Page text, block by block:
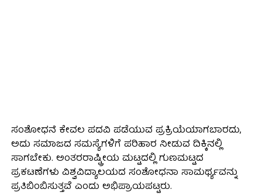
ಸಂಶೋಧನೆ ಕೇವಲ ಪದವಿ ಪಡೆಯುವ ಪ್ರಕ್ರಿಯೆಯಾಗಬಾರದು,
ಅದು ಸಮಾಜದ ಸಮಸ್ಯೆಗಳಿಗೆ ಪರಿಹಾರ ನೀಡುವ ದಿಕ್ಕಿನಲ್ಲಿ
ಸಾಗಬೇಕು. ಅಂತರರಾಷ್ಟ್ರೀಯ ಮಟ್ಟದಲ್ಲಿ ಗುಣಮಟ್ಟದ
ಪ್ರಕಟಣೆಗಳು ವಿಶ್ವವಿದ್ಯಾಲಯದ ಸಂಶೋಧನಾ ಸಾಮರ್ಥ್ಯವನ್ನು
ಪ್ರತಿಬಿಂಬಿಸುತ್ತವೆ ಎಂದು ಅಭಿಪ್ರಾಯಪಟ್ಟರು.